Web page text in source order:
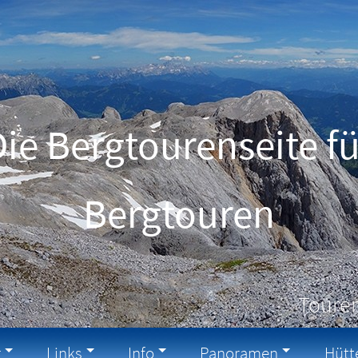
Bergtourenseite
Schneeschuhtouren
Links Info Panoramen